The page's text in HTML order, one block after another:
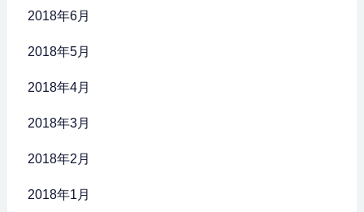
2018年6月
2018年5月
2018年4月
2018年3月
2018年2月
2018年1月